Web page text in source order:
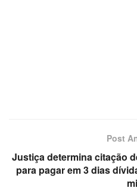
Post
Justiça determina citação
para pagar em 3 dias